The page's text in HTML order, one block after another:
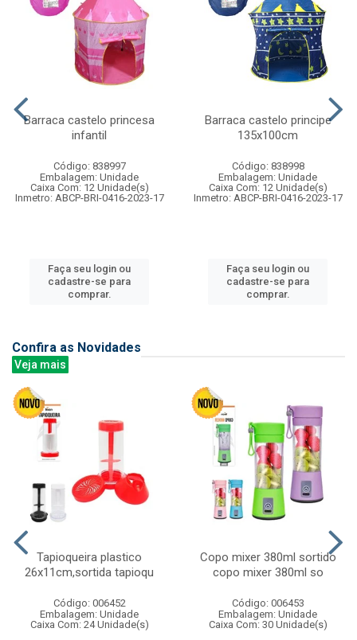
Barraca castelo princesa
infantil
Código: 838997
Embalagem: Unidade
Caixa Com: 12 Unidade(s)
Inmetro: ABCP-BRI-0416-2023-17
Faça seu login ou
cadastre-se para
comprar.
Barraca castelo principe
135x100cm
Código: 838998
Embalagem: Unidade
Caixa Com: 12 Unidade(s)
Inmetro: ABCP-BRI-0416-2023-17
Faça seu login ou
cadastre-se para
comprar.
Confira as Novidades
Veja mais
Tapioqueira plastico
26x11cm,sortida tapioqu
Código: 006452
Embalagem: Unidade
Caixa Com: 24 Unidade(s)
Copo mixer 380ml sortido
copo mixer 380ml so
Código: 006453
Embalagem: Unidade
Caixa Com: 30 Unidade(s)